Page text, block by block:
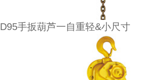
D95手扳葫芦一自重轻&小尺寸